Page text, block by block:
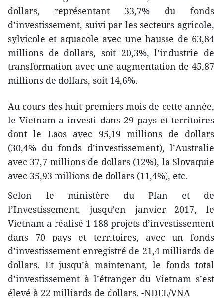
dollars, représentant 33,7% du fonds
d’investissement, suivi par les secteurs agricole,
sylvicole et aquacole avec une hausse de 63,84
millions de dollars, soit 20,3%, l’industrie de
transformation avec une augmentation de 45,87
millions de dollars, soit 14,6%.
Au cours des huit premiers mois de cette année,
le Vietnam a investi dans 29 pays et territoires
dont le Laos avec 95,19 millions de dollars
(30,4% du fonds d’investissement), l’Australie
avec 37,7 millions de dollars (12%), la Slovaquie
avec 35,93 millions de dollars (11,4%), etc.
Selon le ministère du Plan et de
l’Investissement, jusqu’en janvier 2017, le
Vietnam a réalisé 1 188 projets d’investissement
dans 70 pays et territoires, avec un fonds
d’investissement enregistré de 21,4 milliards de
dollars. Et jusqu’à maintenant, le fonds total
d’investissement à l’étranger du Vietnam s’est
élevé à 22 milliards de dollars. -NDEL/VNA